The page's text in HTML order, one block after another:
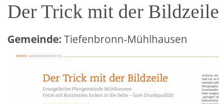
Der Trick mit der Bildzeile
Gemeinde: Tiefenbronn-Mühlhausen